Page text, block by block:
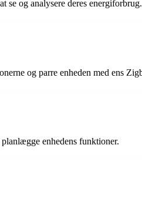
se og analysere deres energiforbrug.
og parre enheden med ens
enhedens funktioner.